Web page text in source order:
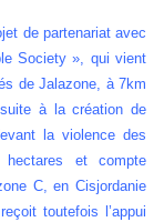
de partenariat avec
Society », qui vient
de Jalazone, à 7km
à la création de
la violence des
et compte
C, en Cisjordanie
toutefois l’appui